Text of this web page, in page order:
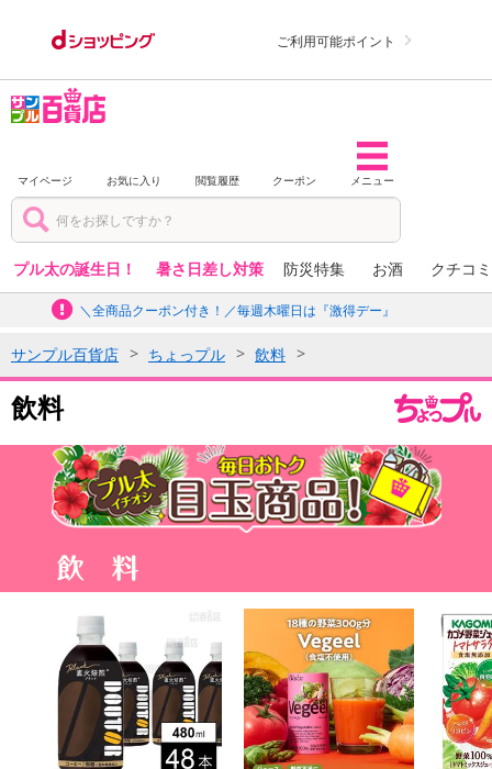
ご利用可能ポイント
マイページ お気に入り 閲覧履歴 クーポン メニュー
プル太の誕生日！ 暑さ日差し対策 防災特集 お酒 クチコ
＼全商品クーポン付き！／毎週木曜日は『激得デー』
サンプル百貨店 ちょっプル 飲料
飲料